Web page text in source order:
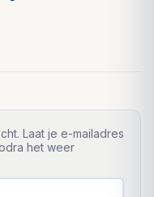
Laat je e-mailadres
het weer